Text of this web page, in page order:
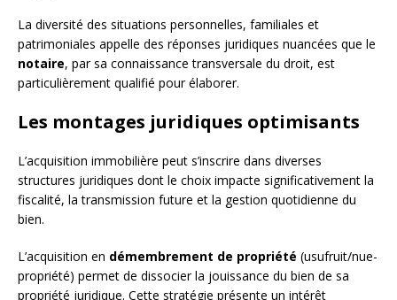
La diversité des situations personnelles, familiales et
patrimoniales appelle des réponses juridiques nuancées que le
notaire, par sa connaissance transversale du droit, est
particulièrement qualifié pour élaborer.
Les montages juridiques optimisants
L’acquisition immobilière peut s’inscrire dans diverses
structures juridiques dont le choix impacte significativement la
fiscalité, la transmission future et la gestion quotidienne du
bien.
L’acquisition en démembrement de propriété (usufruit/nue-
propriété) permet de dissocier la jouissance du bien de sa
propriété juridique. Cette stratégie présente un intérêt